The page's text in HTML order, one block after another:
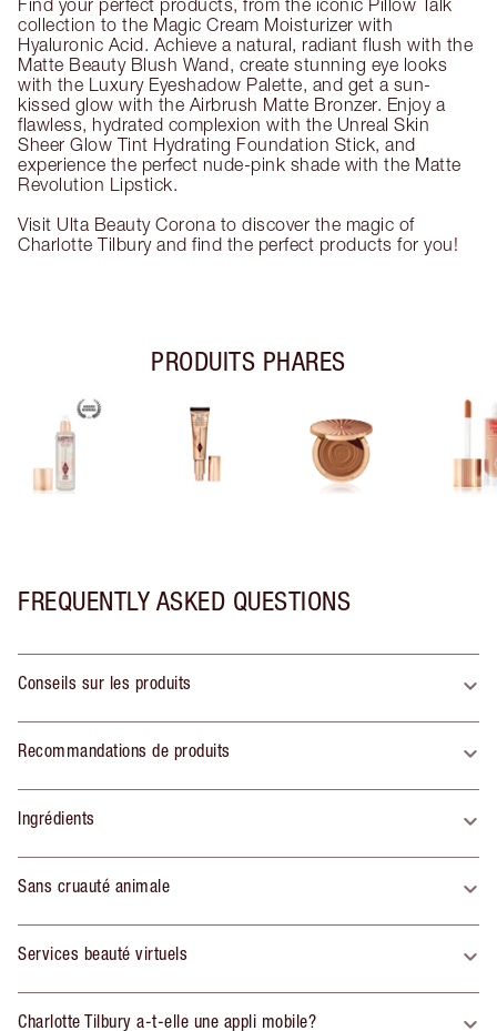
Find your perfect products, from the iconic Pillow Talk
collection to the Magic Cream Moisturizer with
Hyaluronic Acid. Achieve a natural, radiant flush with the
Matte Beauty Blush Wand, create stunning eye looks
with the Luxury Eyeshadow Palette, and get a sun-
kissed glow with the Airbrush Matte Bronzer. Enjoy a
flawless, hydrated complexion with the Unreal Skin
Sheer Glow Tint Hydrating Foundation Stick, and
experience the perfect nude-pink shade with the Matte
Revolution Lipstick.
Visit Ulta Beauty Corona to discover the magic of
Charlotte Tilbury and find the perfect products for you!
PRODUITS PHARES
FREQUENTLY ASKED QUESTIONS
Conseils sur les produits
Recommandations de produits
Ingrédients
Sans cruauté animale
Services beauté virtuels
Charlotte Tilbury a-t-elle une appli mobile?